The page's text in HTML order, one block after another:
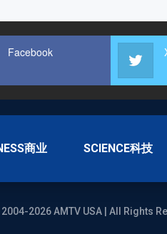
Facebook
商业 SCIENCE科技
2026 AMTV USA | All Rights